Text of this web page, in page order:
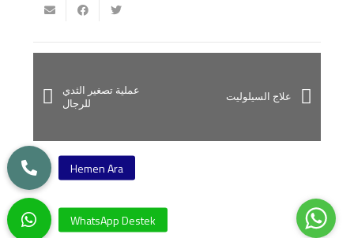
عملية تصغير الثدي
للرجال
علاج السيلوليت